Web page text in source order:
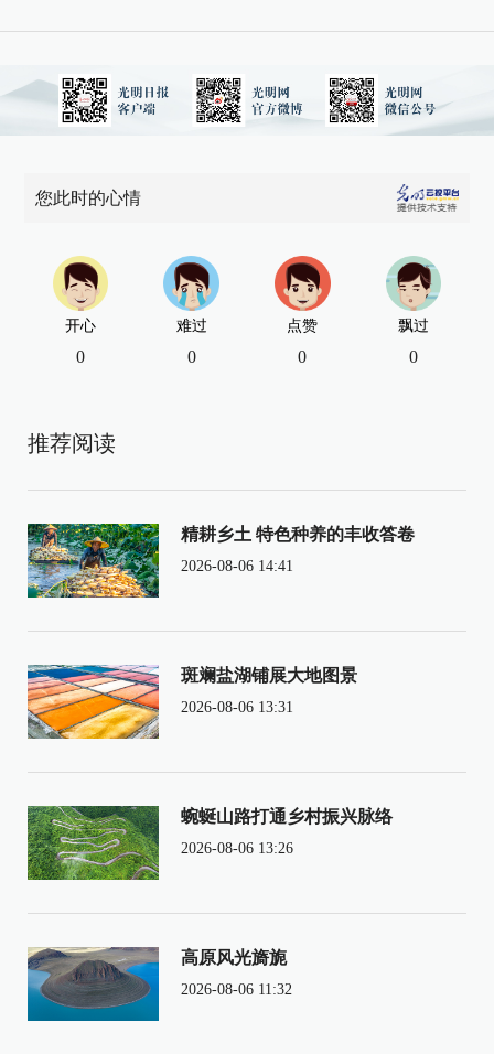
您此时的心情
开心
0
难过
0
点赞
0
飘过
0
推荐阅读
精耕乡土 特色种养的丰收答卷
2026-08-06 14:41
斑斓盐湖铺展大地图景
2026-08-06 13:31
蜿蜒山路打通乡村振兴脉络
2026-08-06 13:26
高原风光旖旎
2026-08-06 11:32